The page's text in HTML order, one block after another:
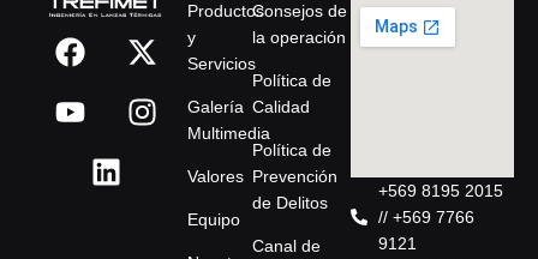
Productos
y
Servicios
Galería
Multimedia
Valores
Equipo
Consejos de
la operación
Política de
Calidad
Política de
Prevención
de Delitos
Canal de
+569 8195 2015
// +569 7766
9121